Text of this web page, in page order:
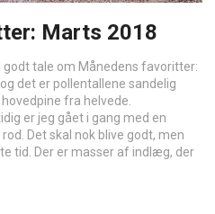
Marts 2018
godt tale om Månedens favoritter:
det er pollentallene sandelig
fra helvede.
er jeg gået i gang med en
Det skal nok blive godt, men
tid. Der er masser af indlæg, der